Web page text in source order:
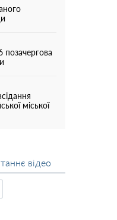
позачергова
міської
відео